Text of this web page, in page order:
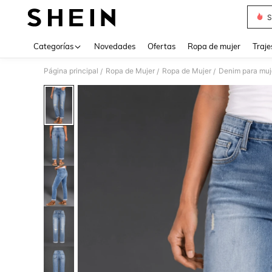
Categorías Novedades Ofertas Ropa de mujer
Página principal / Ropa de Mujer / Ropa de Mujer / Denim para